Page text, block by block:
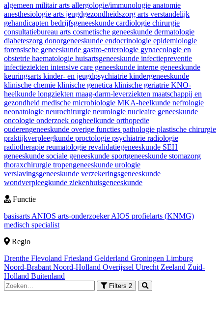
algemeen militair arts allergologie/immunologie anatomie
anesthesiologie arts jeugdgezondheidszorg arts verstandelijk
gehandicapten bedrijfsgeneeskunde cardiologie chirurgie
consultatiebureau arts cosmetische geneeskunde dermatologie
diabeteszorg donorgeneeskunde endocrinologie epidemiologie
forensische geneeskunde gastro-enterologie gynaecologie en
obstetrie haematologie huisartsgeneeskunde infectiepreventie
infectieziekten intensive care geneeskunde interne geneeskunde
keuringsarts kinder- en jeugdpsychiatrie kindergeneeskunde
klinische chemie klinische genetica klinische geriatrie KNO-
heelkunde longziekten maag-darm-leverziekten maatschappij en
gezondheid medische microbiologie MKA-heelkunde nefrologie
neonatologie neurochirurgie neurologie nucleaire geneeskunde
oncologie onderzoek oogheelkunde orthopedie
ouderengeneeskunde overige functies pathologie plastische chirurgie
praktijkverpleegkunde proctologie psychiatrie radiologie
radiotherapie reumatologie revalidatiegeneeskunde SEH
geneeskunde sociale geneeskunde sportgeneeskunde stomazorg
thoraxchirurgie tropengeneeskunde urologie
verslavingsgeneeskunde verzekeringsgeneeskunde
wondverpleegkunde ziekenhuisgeneeskunde
Functie
basisarts ANIOS arts-onderzoekerAIOS profielarts (KNMG)
medisch specialist
Regio
Drenthe Flevoland Friesland Gelderland Groningen Limburg
Noord-Brabant Noord-Holland Overijssel Utrecht Zeeland Zuid-
Holland Buitenland
Filters 2